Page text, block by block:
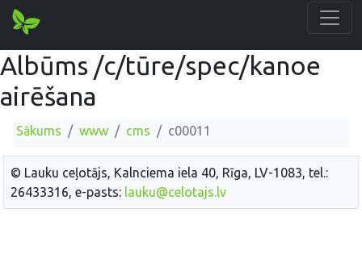
Albūms /c/tūre/spec/kanoe
airēšana
Sākums www cms c00011
© Lauku ceļotājs, Kalnciema iela 40, Rīga, LV-1083, tel.:
26433316, e-pasts: lauku@celotajs.lv